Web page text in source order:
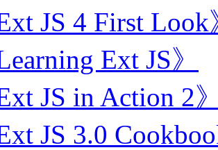
Ext JS 4 First Look
Ext JS》
Ext JS in Action 2
Ext JS 3.0